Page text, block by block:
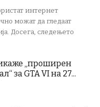
интернет
можат да гледаат
Досега, следењето
„проширен
за GTA VI на 27...